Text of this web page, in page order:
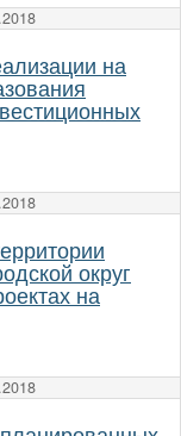
на
округ
на